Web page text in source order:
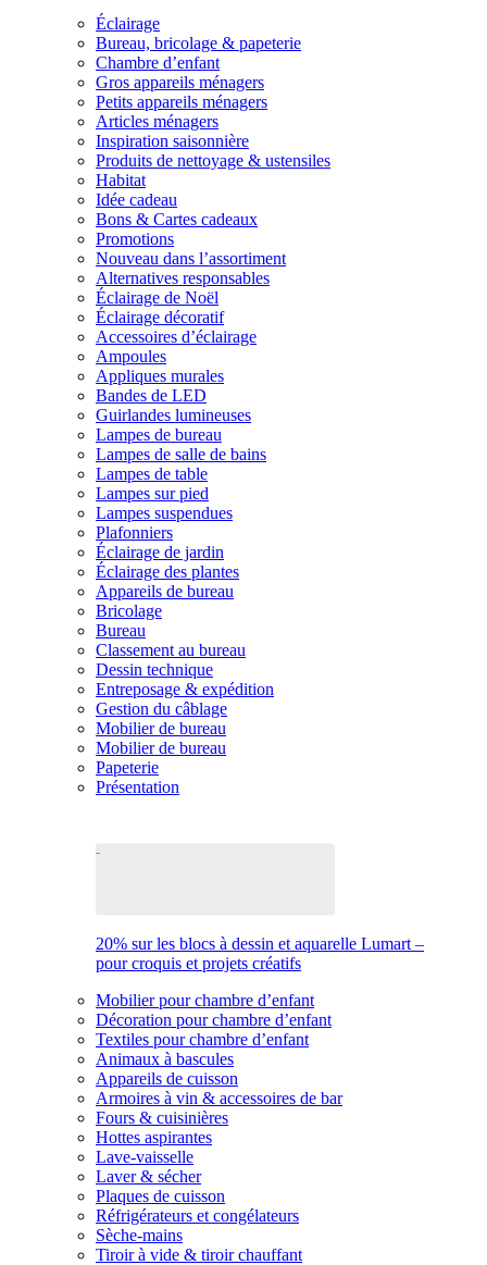
Éclairage
Bureau, bricolage & papeterie
Chambre d’enfant
Gros appareils ménagers
Petits appareils ménagers
Articles ménagers
Inspiration saisonnière
Produits de nettoyage & ustensiles
Habitat
Idée cadeau
Bons & Cartes cadeaux
Promotions
Nouveau dans l’assortiment
Alternatives responsables
Éclairage de Noël
Éclairage décoratif
Accessoires d’éclairage
Ampoules
Appliques murales
Bandes de LED
Guirlandes lumineuses
Lampes de bureau
Lampes de salle de bains
Lampes de table
Lampes sur pied
Lampes suspendues
Plafonniers
Éclairage de jardin
Éclairage des plantes
Appareils de bureau
Bricolage
Bureau
Classement au bureau
Dessin technique
Entreposage & expédition
Gestion du câblage
Mobilier de bureau
Mobilier de bureau
Papeterie
Présentation
20% sur les blocs à dessin et aquarelle Lumart –
pour croquis et projets créatifs
Mobilier pour chambre d’enfant
Décoration pour chambre d’enfant
Textiles pour chambre d’enfant
Animaux à bascules
Appareils de cuisson
Armoires à vin & accessoires de bar
Fours & cuisinières
Hottes aspirantes
Lave-vaisselle
Laver & sécher
Plaques de cuisson
Réfrigérateurs et congélateurs
Sèche-mains
Tiroir à vide & tiroir chauffant